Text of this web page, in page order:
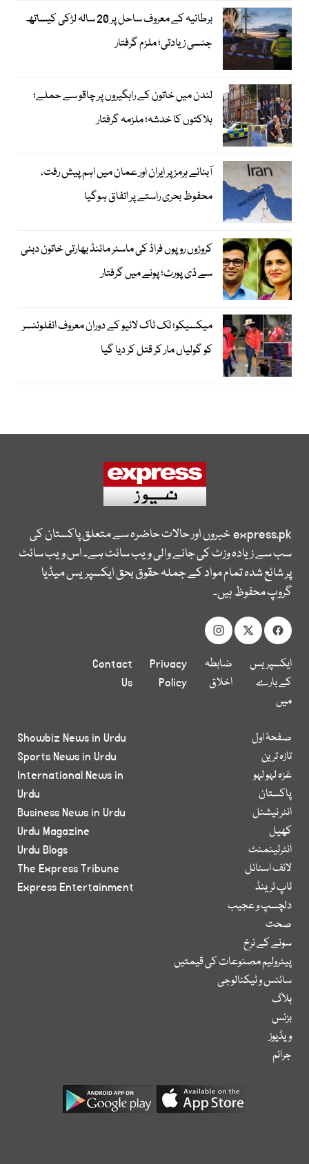
برطانیہ کے معروف ساحل پر 20 سالہ لڑکی کیساتھ
جنسی زیادتی؛ ملزم گرفتار
لندن میں خاتون کے راہگیروں پر چاقو سے حملے؛
ہلاکتوں کا خدشہ؛ ملزمہ گرفتار
آبنائے ہرمز پر ایران اور عمان میں اہم پیش رفت،
محفوظ بحری راستے پر اتفاق ہوگیا
کروڑوں روپوں فراڈ کی ماسٹر مائنڈ بھارتی خاتون دبئی
سے ڈی پورٹ؛ پونے میں گرفتار
میکسیکو؛ ٹک ٹاک لائیو کے دوران معروف انفلوئنسر
کو گولیاں مار کر قتل کر دیا گیا
express.pkخبروں اور حالات حاضرہ سے متعلق پاکستان کی
سب سے زیادہ وزٹ کی جانے والی ویب سائٹ ہے۔ اس ویب سائٹ
پر شائع شدہ تمام مواد کے جملہ حقوق بحق ایکسپریس میڈیا
گروپ محفوظ ہیں۔
ایکسپریس
کے بارے
میں
ضابطہ
اخلاق
Privacy
Policy
Contact
Us
صفحۂ اول
تازہ ترین
غزہ لہو لہو
پاکستان
انٹر نیشنل
کھیل
انٹرٹینمنٹ
لائف اسٹائل
ٹاپ ٹرینڈ
دلچسپ و عجیب
صحت
سونے کے نرخ
پیٹرولیم مصنوعات کی قیمتیں
سائنس و ٹیکنالوجی
بلاگ
بزنس
ویڈیوز
جرائم
Showbiz News in Urdu
Sports News in Urdu
International News in
Urdu
Business News in Urdu
Urdu Magazine
Urdu Blogs
The Express Tribune
Express Entertainment